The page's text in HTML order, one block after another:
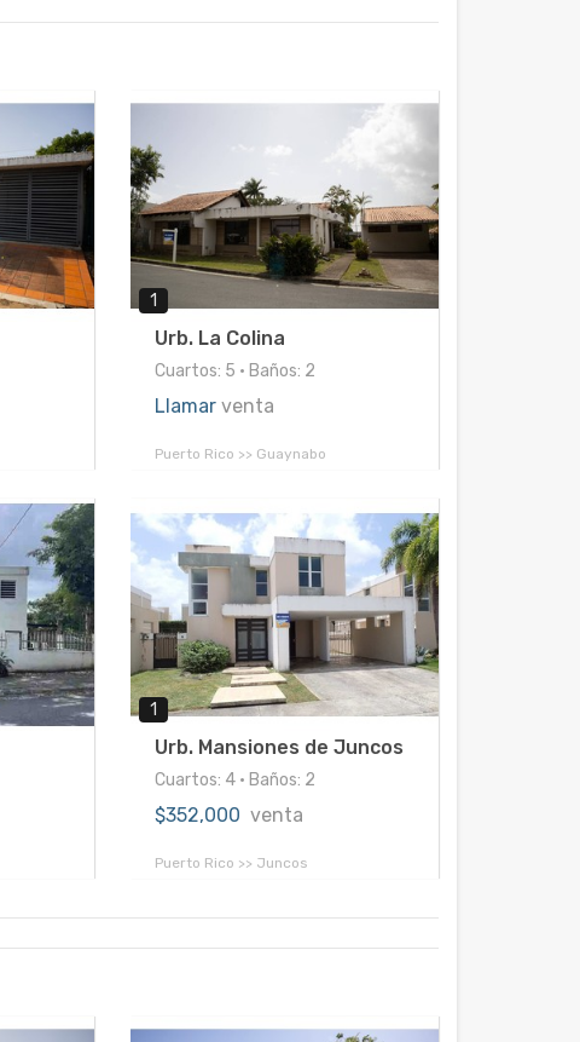
1
Urb. La Colina
Cuartos: 5 • Baños: 2
Llamar venta
Puerto Rico >> Guaynabo
1
Urb. Mansiones de Juncos
Cuartos: 4 • Baños: 2
$352,000 venta
Puerto Rico >> Juncos